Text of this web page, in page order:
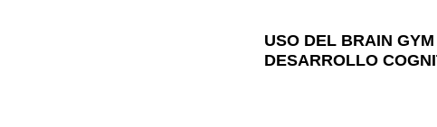
USO DEL BRAIN
DESARROLLO